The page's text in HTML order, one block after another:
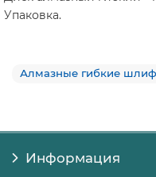
Упаковка.
Алмазные гибкие
Информация